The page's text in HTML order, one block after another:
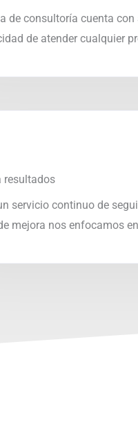
de consultoría cuenta con
de atender cualquier
resultados
servicio continuo de
mejora nos enfocamos